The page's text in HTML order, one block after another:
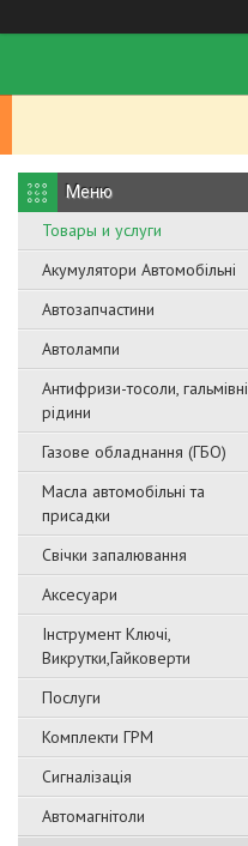
Товары и услуги
Акумулятори Автомобільні
Автозапчастини
Автолампи
Антифризи-тосоли, гальмівні
рідини
Газове обладнання (ГБО)
Масла автомобільні та
присадки
Свічки запалювання
Аксесуари
Інструмент Ключі,
Викрутки,Гайковерти
Послуги
Комплекти ГРМ
Сигналізація
Автомагнітоли